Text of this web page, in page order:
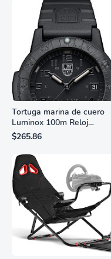
Tortuga marina de cuero
Luminox 100m Reloj
analógico de cuarzo
resistente al agua
$265.86